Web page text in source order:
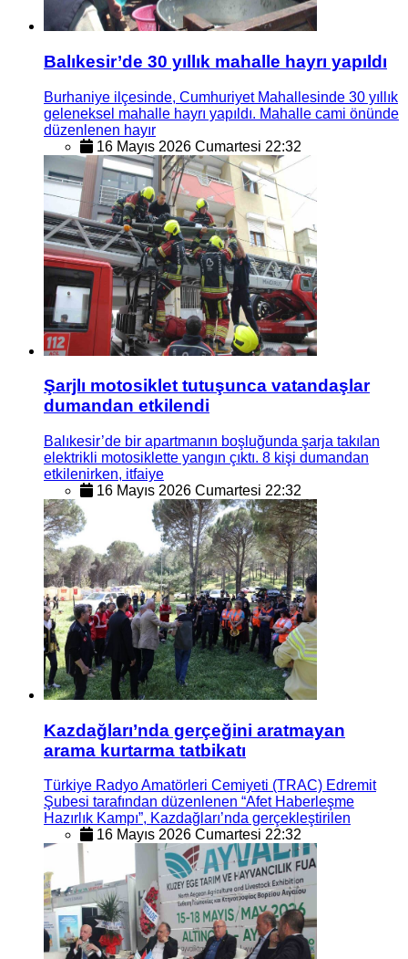
Balıkesir’de 30 yıllık mahalle hayrı yapıldı
Burhaniye ilçesinde, Cumhuriyet Mahallesinde 30 yıllık
geleneksel mahalle hayrı yapıldı. Mahalle cami önünde
düzenlenen hayır
16 Mayıs 2026 Cumartesi 22:32
Şarjlı motosiklet tutuşunca vatandaşlar
dumandan etkilendi
Balıkesir’de bir apartmanın boşluğunda şarja takılan
elektrikli motosiklette yangın çıktı. 8 kişi dumandan
etkilenirken, itfaiye
16 Mayıs 2026 Cumartesi 22:32
Kazdağları’nda gerçeğini aratmayan
arama kurtarma tatbikatı
Türkiye Radyo Amatörleri Cemiyeti (TRAC) Edremit
Şubesi tarafından düzenlenen “Afet Haberleşme
Hazırlık Kampı”, Kazdağları’nda gerçekleştirilen
16 Mayıs 2026 Cumartesi 22:32